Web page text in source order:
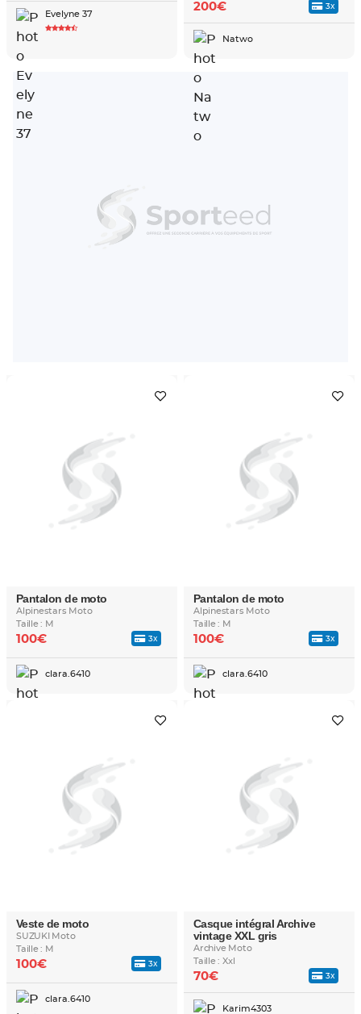
Evelyne 37
3x
200€
Natwo
Pantalon de moto
Alpinestars Moto
Taille : M
3x
100€
clara.6410
Pantalon de moto
Alpinestars Moto
Taille : M
3x
100€
clara.6410
Veste de moto
SUZUKI Moto
Taille : M
3x
100€
clara.6410
Casque intégral Archive
vintage XXL gris
Archive Moto
Taille : Xxl
3x
70€
Karim4303